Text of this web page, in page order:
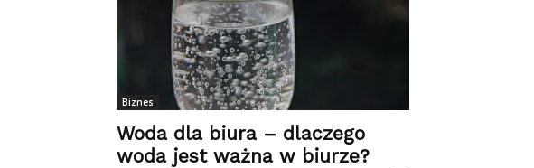
Biznes
Woda dla biura – dlaczego
woda jest ważna w biurze?